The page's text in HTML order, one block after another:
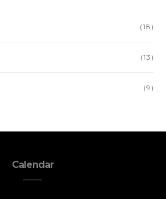
(18)
(13)
(9)
Calendar